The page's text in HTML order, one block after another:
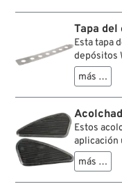
Tapa del
Esta tapa
depósitos
ambas
cables,
montaje
individual.
más …
Estos
aplicación
con cinta
en el
vieja
más …